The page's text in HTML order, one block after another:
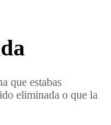
que estabas
eliminada o que la